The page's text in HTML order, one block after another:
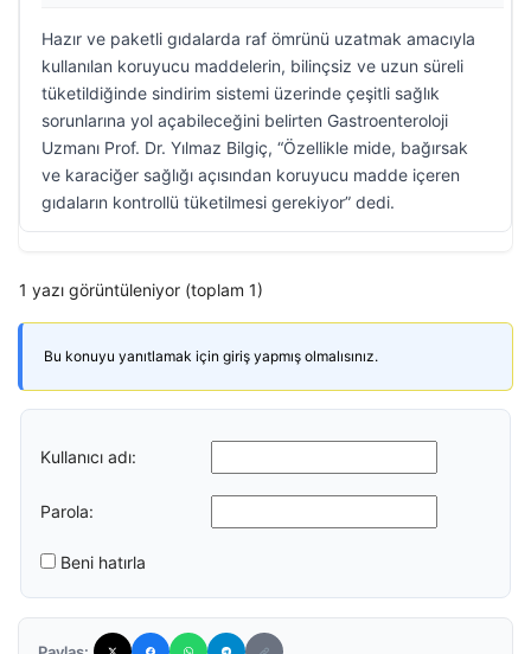
Hazır ve paketli gıdalarda raf ömrünü uzatmak amacıyla
kullanılan koruyucu maddelerin, bilinçsiz ve uzun süreli
tüketildiğinde sindirim sistemi üzerinde çeşitli sağlık
sorunlarına yol açabileceğini belirten Gastroenteroloji
Uzmanı Prof. Dr. Yılmaz Bilgiç, “Özellikle mide, bağırsak
ve karaciğer sağlığı açısından koruyucu madde içeren
gıdaların kontrollü tüketilmesi gerekiyor” dedi.
1 yazı görüntüleniyor (toplam 1)
Bu konuyu yanıtlamak için giriş yapmış olmalısınız.
Kullanıcı adı:
Parola:
Beni hatırla